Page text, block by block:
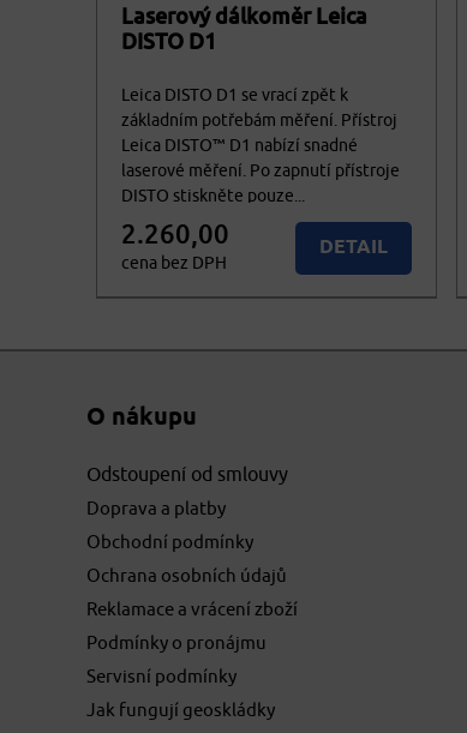
Laserový dálkoměr Leica
DISTO D1
Leica DISTO D1 se vrací zpět k
základním potřebám měření. Přístroj
Leica DISTO™ D1 nabízí snadné
laserové měření. Po zapnutí přístroje
DISTO stiskněte pouze...
2.260,00
cena bez DPH
DETAIL
KOUPIT
O nákupu
Odstoupení od smlouvy
Doprava a platby
Obchodní podmínky
Ochrana osobních údajů
Reklamace a vrácení zboží
Podmínky o pronájmu
Servisní podmínky
Jak fungují geoskládky